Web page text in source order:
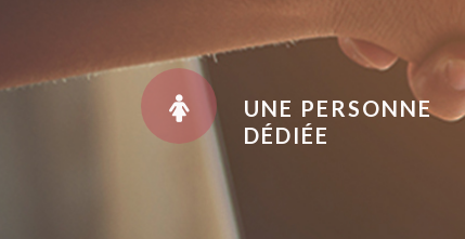
UNE PERSONNE
DÉDIÉE